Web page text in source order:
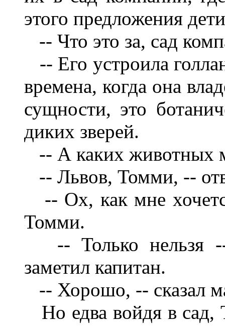
этого предложения
-- Что это за, сад
-- Его устроила
времена, когда она
сущности, это
диких зверей.
-- А каких животных
-- Львов, Томми, --
-- Ох, как мне
Томми.
-- Только нельзя
заметил капитан.
-- Хорошо, -- сказал
Но едва войдя в сад,